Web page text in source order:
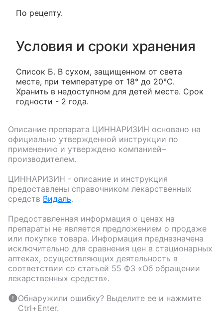
По рецепту.
Условия и сроки хранения
Список Б. В сухом, защищенном от света
месте, при температуре от 18° до 20°С.
Хранить в недоступном для детей месте. Срок
годности - 2 года.
Описание препарата ЦИННАРИЗИН основано на
официально утвержденной инструкции по
применению и утверждено компанией–
производителем.
ЦИННАРИЗИН - описание и инструкция
предоставлены справочником лекарственных
средств Видаль.
Предоставленная информация о ценах на
препараты не является предложением о продаже
или покупке товара. Информация предназначена
исключительно для сравнения цен в стационарных
аптеках, осуществляющих деятельность в
соответствии со статьей 55 ФЗ «Об обращении
лекарственных средств».
Обнаружили ошибку? Выделите ее и нажмите
Ctrl+Enter.